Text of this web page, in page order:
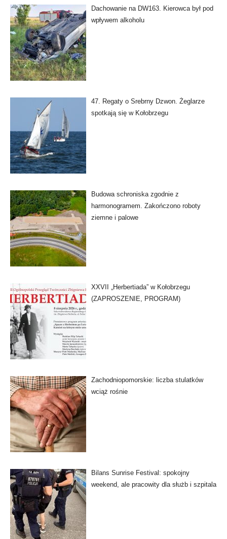
Dachowanie na DW163. Kierowca był pod
wpływem alkoholu
47. Regaty o Srebrny Dzwon. Żeglarze
spotkają się w Kołobrzegu
Budowa schroniska zgodnie z
harmonogramem. Zakończono roboty
ziemne i palowe
XXVII „Herbertiada” w Kołobrzegu
(ZAPROSZENIE, PROGRAM)
Zachodniopomorskie: liczba stulatków
wciąż rośnie
Bilans Sunrise Festival: spokojny
weekend, ale pracowity dla służb i szpitala